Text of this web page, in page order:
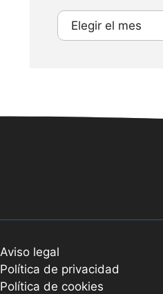
Archivos
Aviso legal
Política de privacidad
Política de cookies